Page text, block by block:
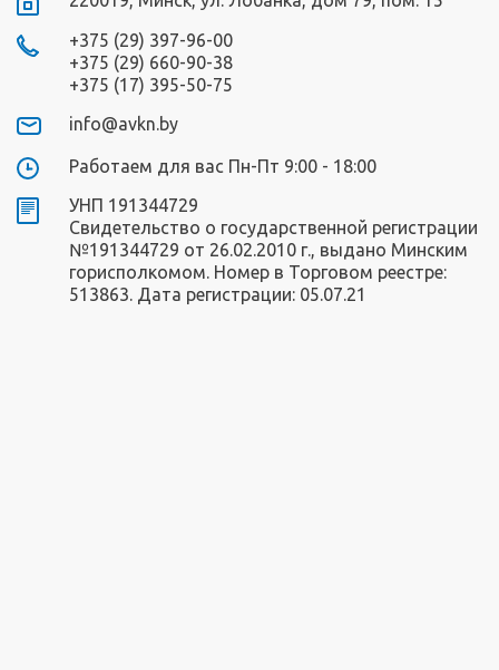
+375 (29) 397-96-00
+375 (29) 660-90-38
+375 (17) 395-50-75
info@avkn.by
Работаем для вас Пн-Пт 9:00 - 18:00
УНП 191344729
Свидетельство о государственной регистрации
№191344729 от 26.02.2010 г., выдано Минским
горисполкомом. Номер в Торговом реестре:
513863. Дата регистрации: 05.07.21